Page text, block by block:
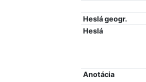
Heslá geogr.
Heslá
Anotácia